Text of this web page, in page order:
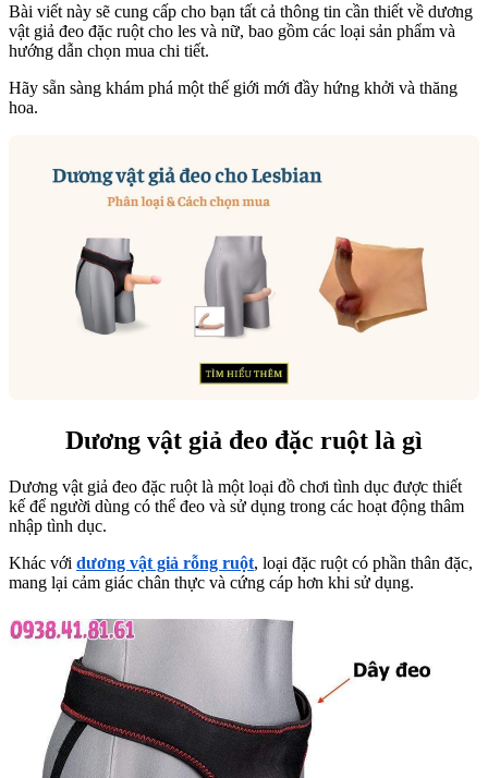
Bài viết này sẽ cung cấp cho bạn tất cả thông tin cần thiết về dương
vật giả đeo đặc ruột cho les và nữ, bao gồm các loại sản phẩm và
hướng dẫn chọn mua chi tiết.
Hãy sẵn sàng khám phá một thế giới mới đầy hứng khởi và thăng
hoa.
Dương vật giả đeo đặc ruột là gì
Dương vật giả đeo đặc ruột là một loại đồ chơi tình dục được thiết
kế để người dùng có thể đeo và sử dụng trong các hoạt động thâm
nhập tình dục.
Khác với dương vật giả rỗng ruột, loại đặc ruột có phần thân đặc,
mang lại cảm giác chân thực và cứng cáp hơn khi sử dụng.